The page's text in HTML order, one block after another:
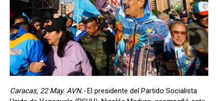
Caracas, 22 May. AVN.-El presidente del Partido Socialista